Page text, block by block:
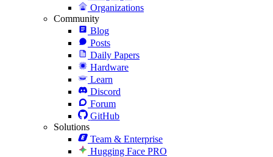
Organizations
Community
Blog
Posts
Daily Papers
Hardware
Learn
Discord
Forum
GitHub
Solutions
Team & Enterprise
Hugging Face PRO